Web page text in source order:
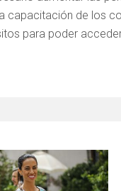
capacitación de los
para poder